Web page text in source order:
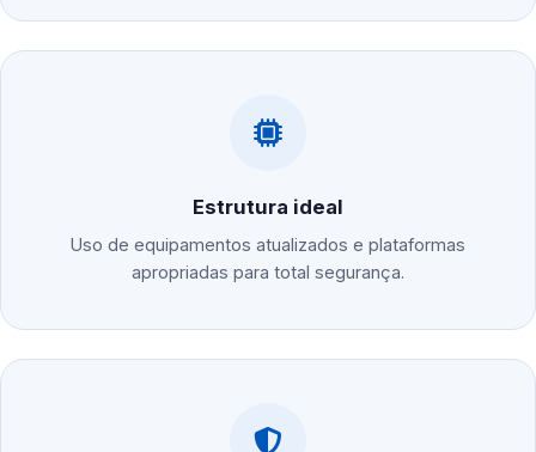
Estrutura ideal
Uso de equipamentos atualizados e plataformas
apropriadas para total segurança.